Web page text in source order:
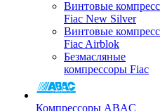
Винтовые
Fiac New Silver
Винтовые
Fiac Airblok
Безмасляные
компрессоры Fiac
Компрессоры ABAC